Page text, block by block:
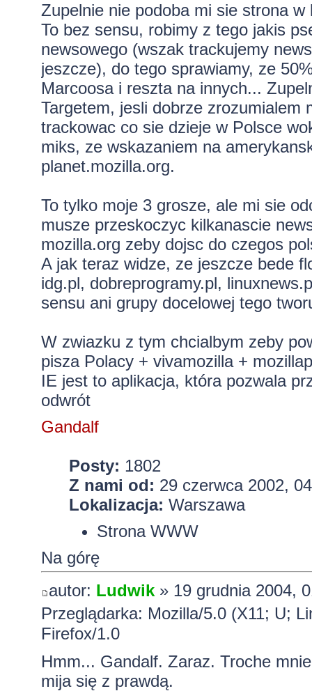
Zupelnie nie podoba mi sie strona
To bez sensu, robimy z tego jakis
newsowego (wszak trackujemy
jeszcze), do tego sprawiamy, ze
Marcoosa i reszta na innych...
Targetem, jesli dobrze zrozumialem
trackowac co sie dzieje w Polsce
miks, ze wskazaniem na
planet.mozilla.org.
To tylko moje 3 grosze, ale mi sie
musze przeskoczyc kilkanascie
mozilla.org zeby dojsc do czegos
A jak teraz widze, ze jeszcze bede
idg.pl, dobreprogramy.pl,
sensu ani grupy docelowej tego
W zwiazku z tym chcialbym zeby
pisza Polacy + vivamozilla +
IE jest to aplikacja, która pozwala
odwrót
Gandalf
Posty: 1802
Z nami od: 29 czerwca 2002,
Lokalizacja: Warszawa
Strona WWW
Na górę
autor: Ludwik» 19 grudnia 2004,
Przeglądarka: Mozilla/5.0 (X11; U;
Firefox/1.0
Hmm... Gandalf. Zaraz. Troche
mija się z prawdą.